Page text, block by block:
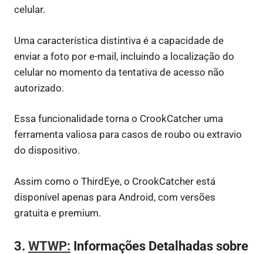
celular.
Uma característica distintiva é a capacidade de
enviar a foto por e-mail, incluindo a localização do
celular no momento da tentativa de acesso não
autorizado.
Essa funcionalidade torna o CrookCatcher uma
ferramenta valiosa para casos de roubo ou extravio
do dispositivo.
Assim como o ThirdEye, o CrookCatcher está
disponível apenas para Android, com versões
gratuita e premium.
3. WTWP: Informações Detalhadas sobre